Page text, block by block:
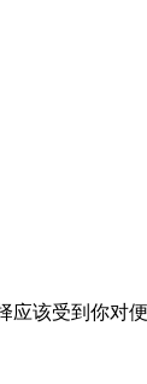
该受到你对